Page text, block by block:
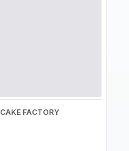
CAKE FACTORY